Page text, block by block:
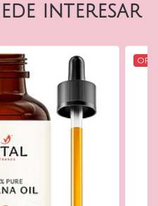
interesar